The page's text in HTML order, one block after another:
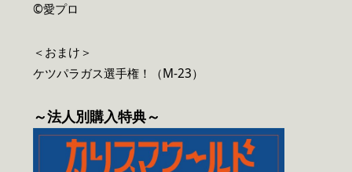
©愛プロ
＜おまけ＞
ケツパラガス選手権！（M-23）
～法人別購入特典～